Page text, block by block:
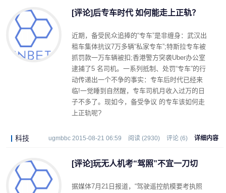
[评论]后专车时代 如何能走上正轨？
近期，备受民众追捧的“专车”是非缠身：武汉出
租车集体抗议7万多辆“私家专车”;特斯拉专车被
抓罚款一万车辆被扣;香港警方突袭Uber办公室
逮捕了5 名司机。一系列抵制、处罚“专车”的行
动传递出一个不争的事实：专车后时代已经来
临!一觉睡到自然醒，专车司机月收入过万的日
子不多了。现如今，备受争议 的专车该如何走
上正轨呢?
科技 ugmbbc 2015-08-21 06:59 阅读 (2930) 评论 (6) 详细内容
[评论]玩无人机考“驾照”不宜一刀切
据媒体7月21日报道，“驾驶遥控航模要考执照